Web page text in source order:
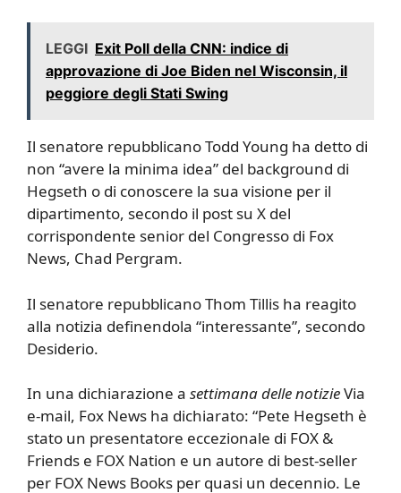
LEGGI Exit Poll della CNN: indice di
approvazione di Joe Biden nel Wisconsin, il
peggiore degli Stati Swing
Il senatore repubblicano Todd Young ha detto di
non “avere la minima idea” del background di
Hegseth o di conoscere la sua visione per il
dipartimento, secondo il post su X del
corrispondente senior del Congresso di Fox
News, Chad Pergram.
Il senatore repubblicano Thom Tillis ha reagito
alla notizia definendola “interessante”, secondo
Desiderio.
In una dichiarazione a settimana delle notizieVia
e-mail, Fox News ha dichiarato: “Pete Hegseth è
stato un presentatore eccezionale di FOX &
Friends e FOX Nation e un autore di best-seller
per FOX News Books per quasi un decennio. Le